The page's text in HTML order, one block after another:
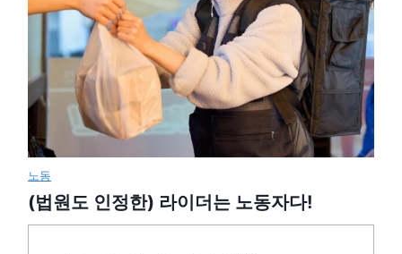
노동
(법원도 인정한) 라이더는 노동자다!